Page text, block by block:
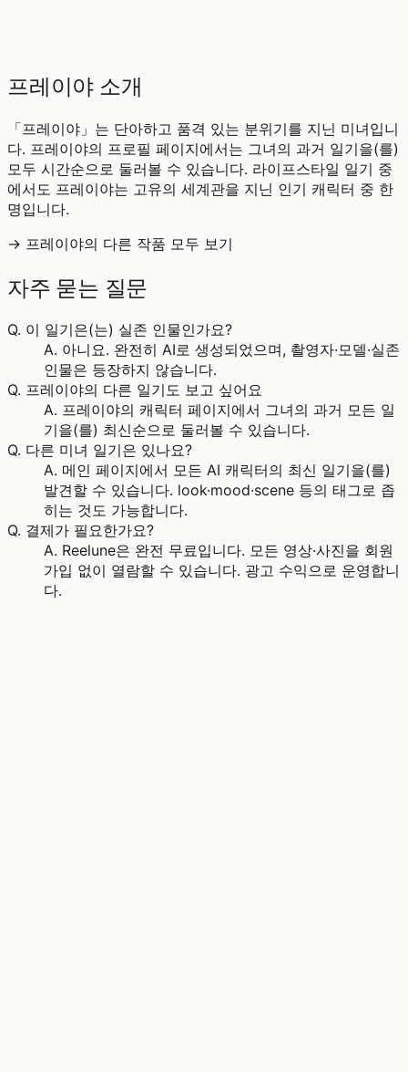
프레이야 소개
「프레이야」는 단아하고 품격 있는 분위기를 지닌 미녀입니
다. 프레이야의 프로필 페이지에서는 그녀의 과거 일기을(를)
모두 시간순으로 둘러볼 수 있습니다. 라이프스타일 일기 중
에서도 프레이야는 고유의 세계관을 지닌 인기 캐릭터 중 한
명입니다.
→ 프레이야의 다른 작품 모두 보기
자주 묻는 질문
Q. 이 일기은(는) 실존 인물인가요?
A. 아니요. 완전히 AI로 생성되었으며, 촬영자·모델·실존
인물은 등장하지 않습니다.
Q. 프레이야의 다른 일기도 보고 싶어요
A. 프레이야의 캐릭터 페이지에서 그녀의 과거 모든 일
기을(를) 최신순으로 둘러볼 수 있습니다.
Q. 다른 미녀 일기은 있나요?
A. 메인 페이지에서 모든 AI 캐릭터의 최신 일기을(를)
발견할 수 있습니다. look·mood·scene 등의 태그로 좁
히는 것도 가능합니다.
Q. 결제가 필요한가요?
A. Reelune은 완전 무료입니다. 모든 영상·사진을 회원
가입 없이 열람할 수 있습니다. 광고 수익으로 운영합니
다.